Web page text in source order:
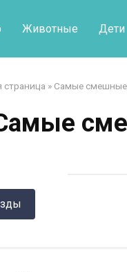
Животные Дети
страница » Самые